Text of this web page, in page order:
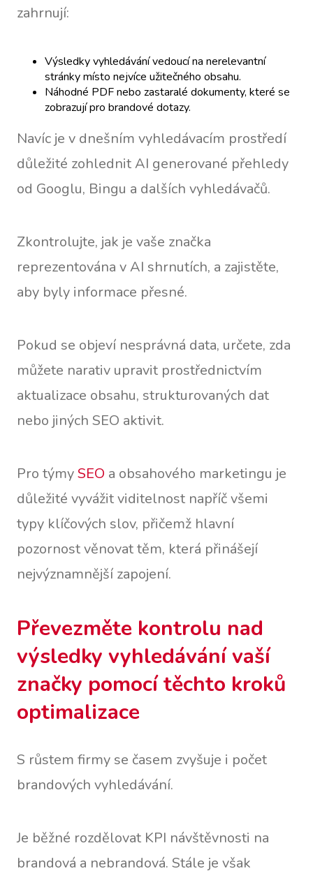
zahrnují:
Výsledky vyhledávání vedoucí na nerelevantní
stránky místo nejvíce užitečného obsahu.
Náhodné PDF nebo zastaralé dokumenty, které se
zobrazují pro brandové dotazy.
Navíc je v dnešním vyhledávacím prostředí
důležité zohlednit AI generované přehledy
od Googlu, Bingu a dalších vyhledávačů.
Zkontrolujte, jak je vaše značka
reprezentována v AI shrnutích, a zajistěte,
aby byly informace přesné.
Pokud se objeví nesprávná data, určete, zda
můžete narativ upravit prostřednictvím
aktualizace obsahu, strukturovaných dat
nebo jiných SEO aktivit.
Pro týmySEO a obsahového marketingu je
důležité vyvážit viditelnost napříč všemi
typy klíčových slov, přičemž hlavní
pozornost věnovat těm, která přinášejí
nejvýznamnější zapojení.
Převezměte kontrolu nad
výsledky vyhledávání vaší
značky pomocí těchto kroků
optimalizace
S růstem firmy se časem zvyšuje i počet
brandových vyhledávání.
Je běžné rozdělovat KPI návštěvnosti na
brandová a nebrandová. Stále je však